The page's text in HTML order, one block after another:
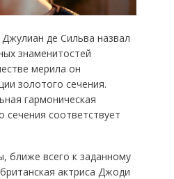
Джулиан де Сильва назвал
знаменитостей
мерила он
золотого сечения.
гармоническая
сечения соответствует
ближе всего к заданному
актриса Джоди